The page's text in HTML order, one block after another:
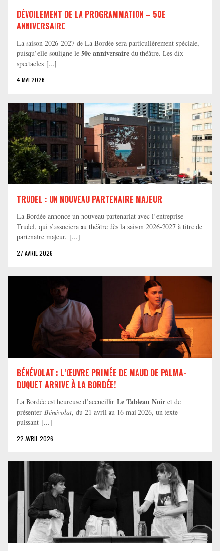
DÉVOILEMENT DE LA PROGRAMMATION – 50E
ANNIVERSAIRE
La saison 2026-2027 de La Bordée sera particulièrement spéciale,
puisqu’elle souligne le 50e anniversaire du théâtre. Les dix
spectacles [...]
4 MAI 2026
TRUDEL : UN NOUVEAU PARTENAIRE MAJEUR
La Bordée annonce un nouveau partenariat avec l’entreprise
Trudel, qui s’associera au théâtre dès la saison 2026-2027 à titre de
partenaire majeur. [...]
27 AVRIL 2026
BÉNÉVOLAT : L’ŒUVRE PRIMÉE DE MAUD DE PALMA-
DUQUET ARRIVE À LA BORDÉE!
La Bordée est heureuse d’accueillir Le Tableau Noir et de
présenter Bénévolat, du 21 avril au 16 mai 2026, un texte
puissant [...]
22 AVRIL 2026